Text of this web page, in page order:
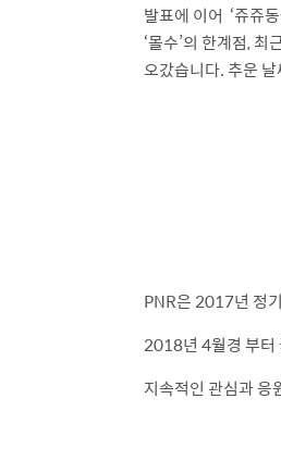
발표에 이어 ‘쥬쥬
‘몰수’의 한계점,
오갔습니다. 추운
PNR은 2017년 정
2018년 4월경 부터
지속적인 관심과 응